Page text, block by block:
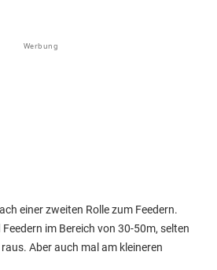
Werbung
einer zweiten Rolle zum Feedern.
im Bereich von 30-50m, selten
Aber auch mal am kleineren